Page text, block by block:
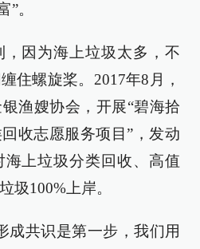
”。
因为海上垃圾太多，不
住螺旋桨。2017年8月，
渔嫂协会，开展“碧海拾
收志愿服务项目”，发动
上垃圾分类回收、高值
圾100%上岸。
成共识是第一步，我们用